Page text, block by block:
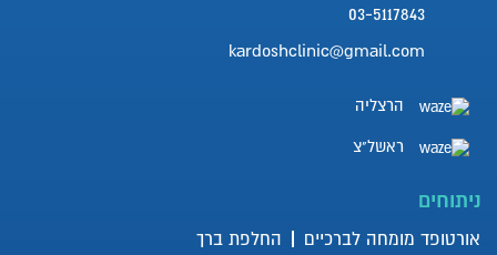
03-5117843
kardoshclinic@gmail.com
הרצליה
ראשל"צ
ניתוחים
אורטופד מומחה לברכיים
החלפת ברך